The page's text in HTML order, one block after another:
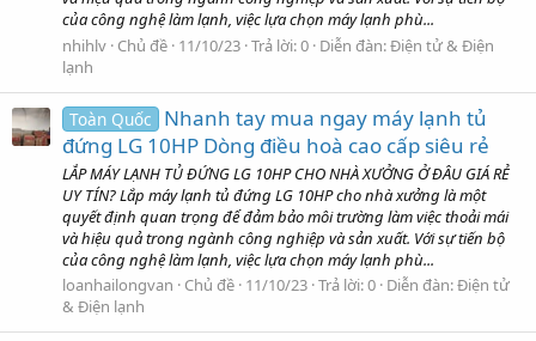
của công nghệ làm lạnh, việc lựa chọn máy lạnh phù...
nhihlv Chủ đề 11/10/23 Trả lời: 0 Diễn đàn:Điện tử & Điện
lạnh
Toàn Quốc
Nhanh tay mua ngay máy lạnh tủ
đứng LG 10HP Dòng điều hoà cao cấp siêu rẻ
LẮP MÁY LẠNH TỦ ĐỨNG LG 10HP CHO NHÀ XƯỞNG Ở ĐÂU GIÁ RẺ
UY TÍN? Lắp máy lạnh tủ đứng LG 10HP cho nhà xưởng là một
quyết định quan trọng để đảm bảo môi trường làm việc thoải mái
và hiệu quả trong ngành công nghiệp và sản xuất. Với sự tiến bộ
của công nghệ làm lạnh, việc lựa chọn máy lạnh phù...
loanhailongvan
Chủ đề 11/10/23 Trả lời: 0 Diễn đàn:Điện tử
& Điện lạnh